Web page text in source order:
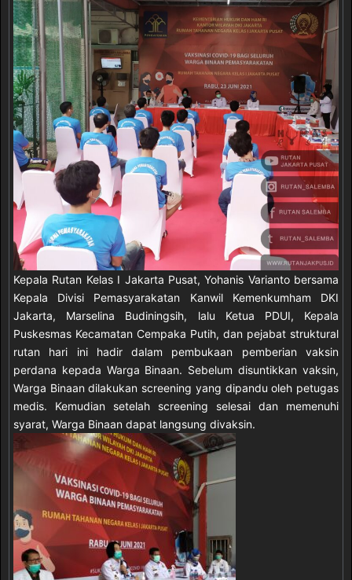
Kepala Rutan Kelas I Jakarta Pusat, Yohanis Varianto bersama
Kepala Divisi Pemasyarakatan Kanwil Kemenkumham DKI
Jakarta, Marselina Budiningsih, lalu Ketua PDUI, Kepala
Puskesmas Kecamatan Cempaka Putih, dan pejabat struktural
rutan hari ini hadir dalam pembukaan pemberian vaksin
perdana kepada Warga Binaan. Sebelum disuntikkan vaksin,
Warga Binaan dilakukan screening yang dipandu oleh petugas
medis. Kemudian setelah screening selesai dan memenuhi
syarat, Warga Binaan dapat langsung divaksin.